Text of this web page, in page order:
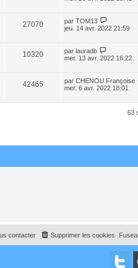
27070 par TOM13
jeu. 14 avr. 2022 21:59
10320 par lauradb
mer. 13 avr. 2022 16:22
42465 par CHENOU Françoise
mer. 6 avr. 2022 18:01
63
Supprimer les cookies
contacter